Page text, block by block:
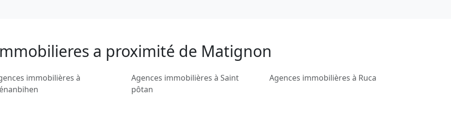
a proximité de Matignon
immobilières à
Agences immobilières à Saint
pôtan
Agences immobilières à Ruca